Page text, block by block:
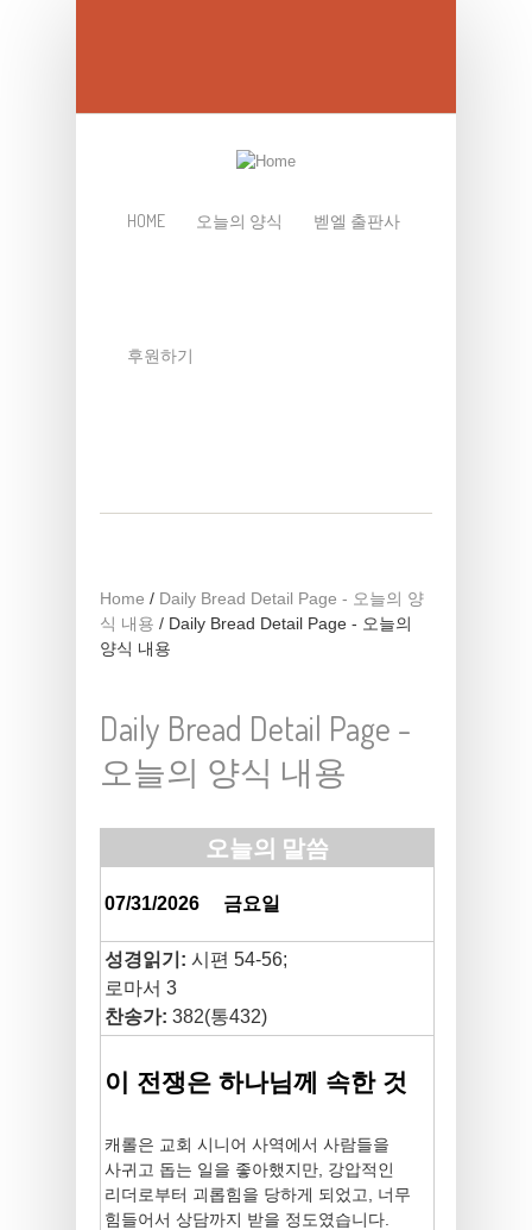
HOME 오늘의 양식 벧엘 출판사
후원하기
Home / Daily Bread Detail Page - 오늘의 양
식 내용 / Daily Bread Detail Page - 오늘의
양식 내용
Daily Bread Detail Page -
오늘의 양식 내용
오늘의 말씀
07/31/2026금요일
성경읽기: 시편 54-56;
로마서 3
찬송가: 382(통432)
이 전쟁은 하나님께 속한 것
캐롤은 교회 시니어 사역에서 사람들을
사귀고 돕는 일을 좋아했지만, 강압적인
리더로부터 괴롭힘을 당하게 되었고, 너무
힘들어서 상담까지 받을 정도였습니다.